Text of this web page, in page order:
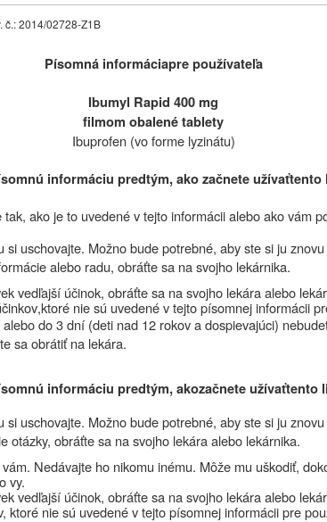
č.: 2014/02728-Z1B
Písomná informáciapre používateľa
Ibumyl Rapid 400 mg
filmom obalené tablety
Ibuprofen (vo forme lyzinátu)
informáciu predtým, ako začnete užívaťtento
ako je to uvedené v tejto informácii alebo ako vám
si uschovajte. Možno bude potrebné, aby ste si ju
alebo radu, obráťte sa na svojho lekárnika.
vedľajší účinok, obráťte sa na svojho lekára alebo
,ktoré nie sú uvedené v tejto písomnej informácii
do 3 dní (deti nad 12 rokov a dospievajúci)
sa obrátiť na lekára.
informáciu predtým, akozačnete užívaťtento
si uschovajte. Možno bude potrebné, aby ste si ju
otázky, obráťte sa na svojho lekára alebo lekárnika.
. Nedávajte ho nikomu inému. Môže mu uškodiť,
vy.
vedľajší účinok, obráťte sa na svojho lekáraalebo
ktoré nie sú uvedené v tejto písomnej informácii pre